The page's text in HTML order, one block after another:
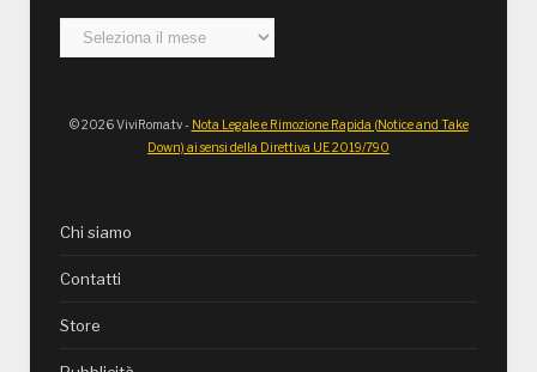
Archivi
© 2026 ViviRoma.tv - Nota Legale e Rimozione Rapida (Notice and Take
Down) ai sensi della Direttiva UE 2019/790
Chi siamo
Contatti
Store